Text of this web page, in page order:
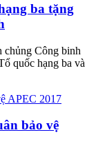
ba tặng
chủng Công binh
quốc hạng ba và
bảo vệ